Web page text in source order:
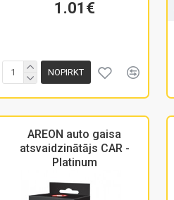
1.01€
NOPIRKT
AREON auto gaisa
atsvaidzinātājs CAR -
Platinum